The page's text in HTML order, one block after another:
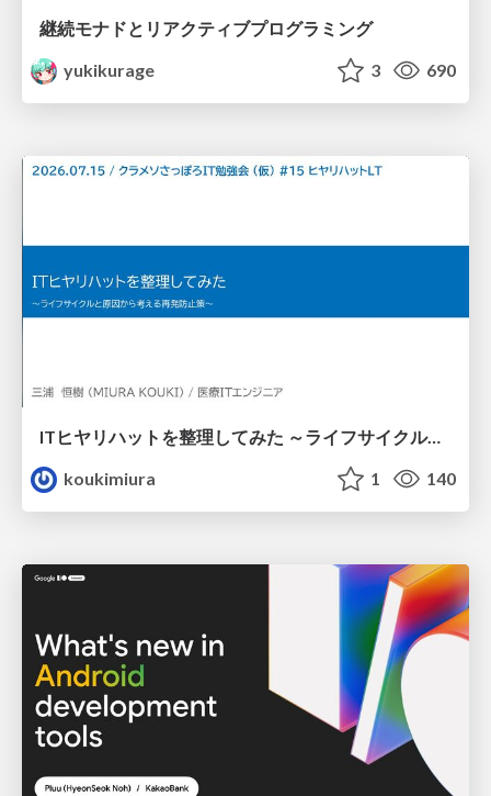
継続モナドとリアクティブプログラミング
yukikurage
3 690
ITヒヤリハットを整理してみた ～ライフサイクルと原因から考える再発防止策～
koukimiura
1 140